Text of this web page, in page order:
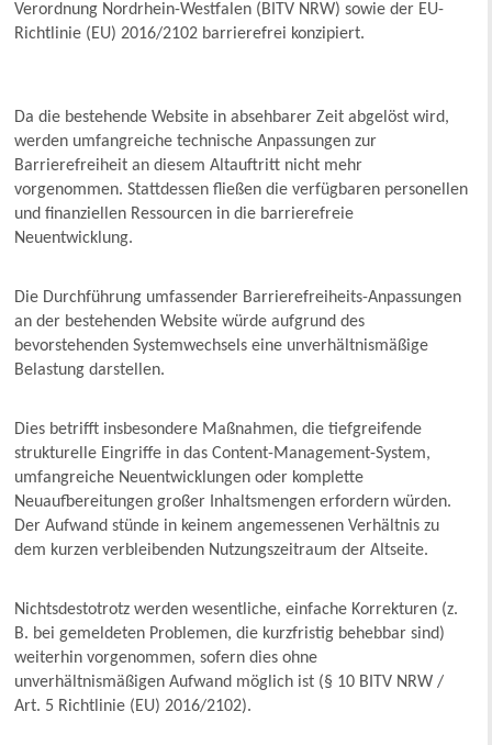
Verordnung Nordrhein-Westfalen (BITV NRW) sowie der EU-
Richtlinie (EU) 2016/2102 barrierefrei konzipiert.
Da die bestehende Website in absehbarer Zeit abgelöst wird,
werden umfangreiche technische Anpassungen zur
Barrierefreiheit an diesem Altauftritt nicht mehr
vorgenommen. Stattdessen fließen die verfügbaren personellen
und finanziellen Ressourcen in die barrierefreie
Neuentwicklung.
Die Durchführung umfassender Barrierefreiheits-Anpassungen
an der bestehenden Website würde aufgrund des
bevorstehenden Systemwechsels eine unverhältnismäßige
Belastung darstellen.
Dies betrifft insbesondere Maßnahmen, die tiefgreifende
strukturelle Eingriffe in das Content-Management-System,
umfangreiche Neuentwicklungen oder komplette
Neuaufbereitungen großer Inhaltsmengen erfordern würden.
Der Aufwand stünde in keinem angemessenen Verhältnis zu
dem kurzen verbleibenden Nutzungszeitraum der Altseite.
Nichtsdestotrotz werden wesentliche, einfache Korrekturen (z.
B. bei gemeldeten Problemen, die kurzfristig behebbar sind)
weiterhin vorgenommen, sofern dies ohne
unverhältnismäßigen Aufwand möglich ist (§ 10 BITV NRW /
Art. 5 Richtlinie (EU) 2016/2102).